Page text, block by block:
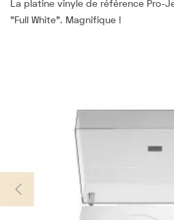
La platine vinyle de référence Pro-
"Full White". Magnifique !